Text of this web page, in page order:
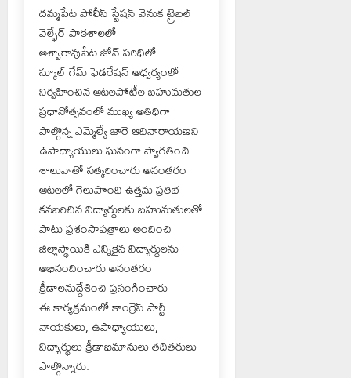
దమ్మపేట పోలీస్ స్టేషన్ వెనుక ట్రైబల్
వెల్ఫేర్ పాఠశాలలో
అశ్వారావుపేట జోన్ పరిధిలో
స్కూల్ గేమ్ ఫెడరేషన్ ఆధ్వర్యంలో
నిర్వహించిన ఆటలపోటీల బహుమతుల
ప్రధానోత్సవంలో ముఖ్య అతిధిగా
పాల్గొన్న ఎమ్మెల్యే జారె ఆదినారాయణని
ఉపాధ్యాయులు ఘనంగా స్వాగతించి
శాలువాతో సత్కరించారు అనంతరం
ఆటలలో గెలుపొంది ఉత్తమ ప్రతిభ
కనబరిచిన విద్యార్థులకు బహుమతులతో
పాటు ప్రశంసాపత్రాలు అందించి
జిల్లాస్థాయికి ఎన్నికైన విద్యార్థులను
అభినందించారు అనంతరం
క్రీడాలనుద్దేశించి ప్రసంగించారు
ఈ కార్యక్రమంలో కాంగ్రెస్ పార్టీ
నాయకులు, ఉపాధ్యాయులు,
విద్యార్థులు క్రీడాభిమానులు తదితరులు
పాల్గొన్నారు.